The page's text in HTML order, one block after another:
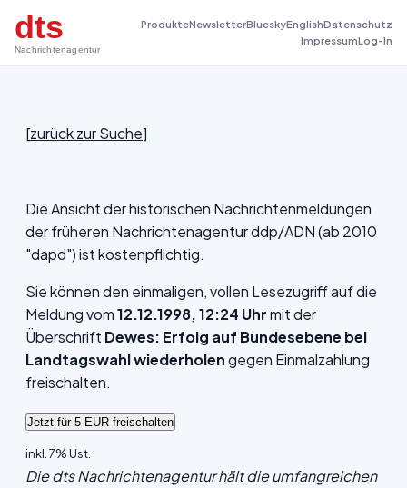
dts
Nachrichtenagentur
ProdukteNewsletterBlueskyEnglishDatenschutz
ImpressumLog-In
[zurück zur Suche]
Die Ansicht der historischen Nachrichtenmeldungen
der früheren Nachrichtenagentur ddp/ADN (ab 2010
"dapd") ist kostenpflichtig.
Sie können den einmaligen, vollen Lesezugriff auf die
Meldung vom12.12.1998, 12:24 Uhrmit der
Überschrift Dewes: Erfolg auf Bundesebene bei
Landtagswahl wiederholengegen Einmalzahlung
freischalten.
inkl. 7% Ust.
Die dts Nachrichtenagentur hält die umfangreichen